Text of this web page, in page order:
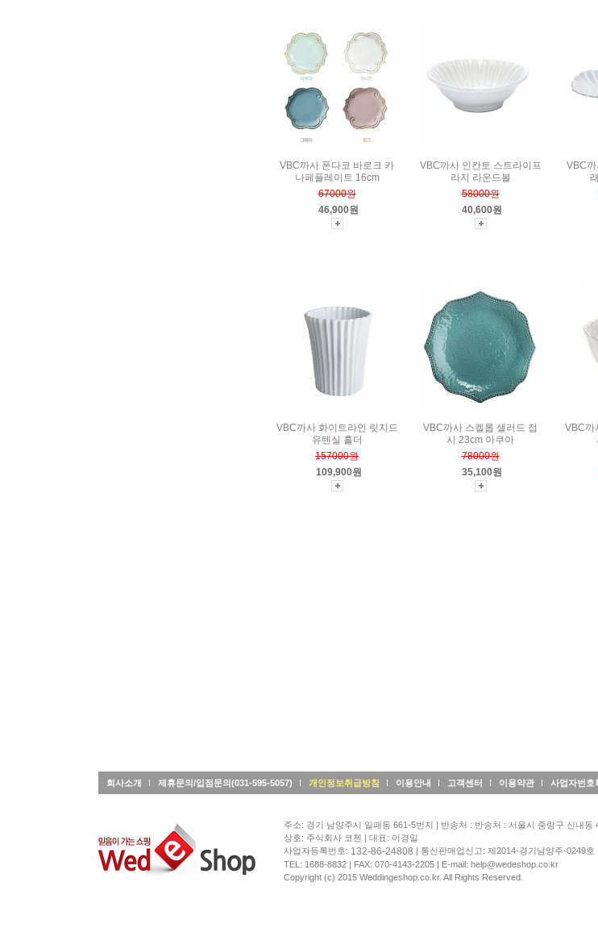
VBC까사 폰다코 바로크 카
나페플레이트 16cm
67000원
46,900원
VBC까사 인칸토 스트라이프
라지 라운드볼
58000원
40,600원
VBC까
VBC까사 화이트라인 릿지드
유텐실 홀더
157000원
109,900원
VBC까사 스켈롭 샐러드 접
시 23cm 아쿠아
78000원
35,100원
VBC까
회사소개 제휴문의/입점문의(031-595-5057) 개인정보취급방침 이용안내 고객센터 이용약관 사업자번호
주소: 경기 남양주시 일패동 661-5번지 | 반송처 : 반송처 : 서울시 중랑구 신내동
상호: 주식회사 코첸 | 대표: 이경일
사업자등록번호: 132-86-24808 | 통신판매업신고: 제2014-경기남양주-0249호
TEL: 1688-8832 | FAX: 070-4143-2205 | E-mail: help@wedeshop.co.kr
Copyright (c) 2015 Weddingeshop.co.kr. All Rights Reserved.